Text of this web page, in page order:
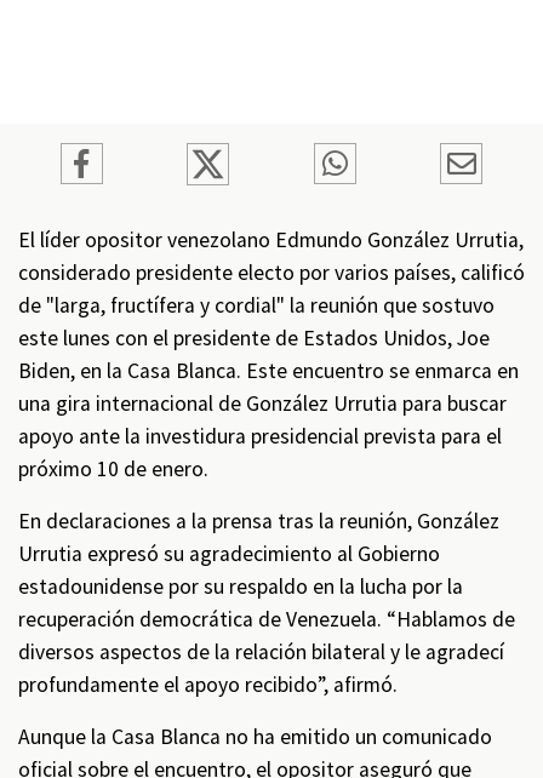
El líder opositor venezolano Edmundo González Urrutia,
considerado presidente electo por varios países, calificó
de "larga, fructífera y cordial" la reunión que sostuvo
este lunes con el presidente de Estados Unidos, Joe
Biden, en la Casa Blanca. Este encuentro se enmarca en
una gira internacional de González Urrutia para buscar
apoyo ante la investidura presidencial prevista para el
próximo 10 de enero.
En declaraciones a la prensa tras la reunión, González
Urrutia expresó su agradecimiento al Gobierno
estadounidense por su respaldo en la lucha por la
recuperación democrática de Venezuela. “Hablamos de
diversos aspectos de la relación bilateral y le agradecí
profundamente el apoyo recibido”, afirmó.
Aunque la Casa Blanca no ha emitido un comunicado
oficial sobre el encuentro, el opositor aseguró que